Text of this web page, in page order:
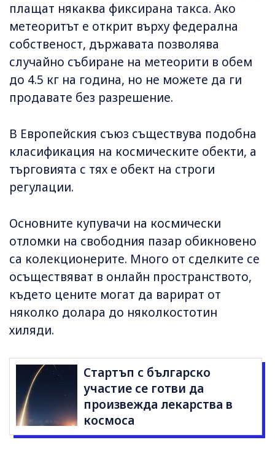
плащат някаква фиксирана такса. Ако
метеоритът е открит върху федерална
собственост, държавата позволява
случайно събиране на метеорити в обем
до 4.5 кг на година, но не можете да ги
продавате без разрешение.
В Европейския съюз съществува подобна
класификация на космическите обекти, а
търговията с тях е обект на строги
регулации.
Основните купувачи на космически
отломки на свободния пазар обикновено
са колекционерите. Много от сделките се
осъществяват в онлайн пространството,
където цените могат да варират от
няколко долара до няколкостотин
хиляди.
Стартъп с българско
участие се готви да
произвежда лекарства в
космоса